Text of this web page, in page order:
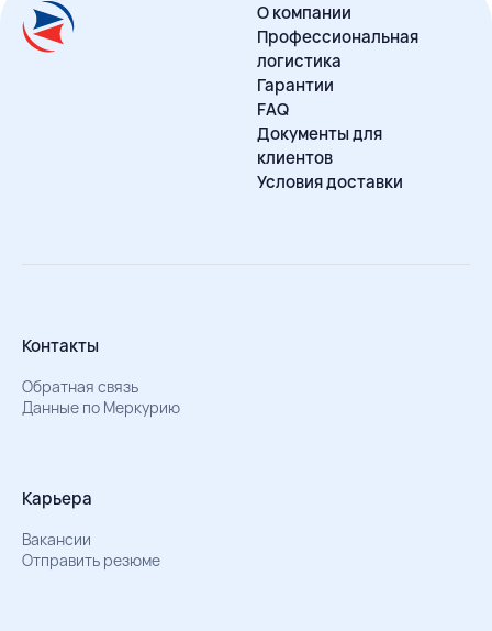
О компании
Профессиональная
логистика
Гарантии
FAQ
Документы для
клиентов
Условия доставки
Контакты
Обратная связь
Данные по Меркурию
Карьера
Вакансии
Отправить резюме